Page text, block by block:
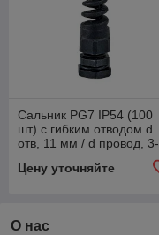
Сальник PG7 IP54 (100
шт) с гибким отводом d
отв, 11 мм / d провод, 3-
PROxima
Цену уточняйте
О нас